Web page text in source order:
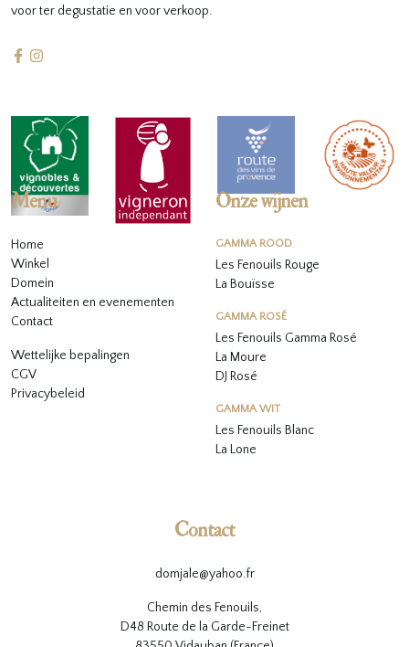
voor ter degustatie en voor verkoop.
Menu
Home
Winkel
Domein
Actualiteiten en evenementen
Contact
Wettelijke bepalingen
CGV
Privacybeleid
Onze wijnen
GAMMA ROOD
Les Fenouils Rouge
La Bouïsse
GAMMA ROSÉ
Les Fenouils Gamma Rosé
La Moure
DJ Rosé
GAMMA WIT
Les Fenouils Blanc
La Lone
Contact
domjale@yahoo.fr
Chemin des Fenouils,
D48 Route de la Garde-Freinet